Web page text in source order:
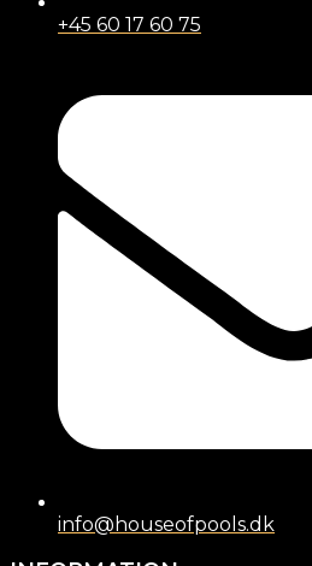
+45 60 17 60 75
info@houseofpools.dk